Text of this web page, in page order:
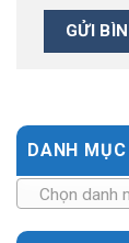
DANH
Chọn danh